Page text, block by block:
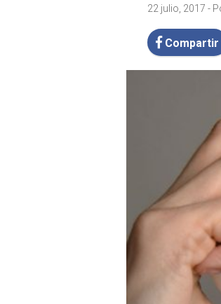
22 julio, 2017 -
Compartir